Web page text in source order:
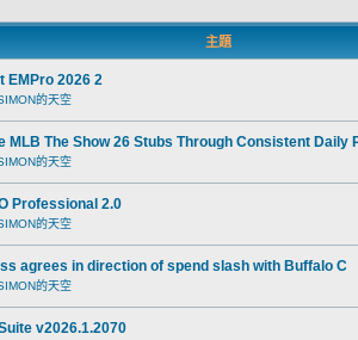
主題
EMPro 2026 2
的天空
MLB The Show 26 Stubs Through Consistent Daily
的天空
Professional 2.0
的天空
agrees in direction of spend slash with Buffalo C
的天空
v2026.1.2070